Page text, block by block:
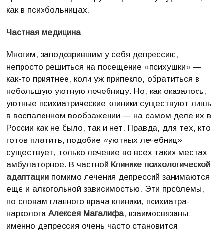
как в психбольницах.
Частная медицина
Многим, заподозрившим у себя депрессию,
непросто решиться на посещение «психушки» —
как-то приятнее, коли уж припекло, обратиться в
небольшую уютную лечебницу. Но, как оказалось,
уютные психиатрические клиники существуют лишь
в воспаленном воображении — на самом деле их в
России как не было, так и нет. Правда, для тех, кто
готов платить, подобие «уютных лечебниц»
существует, только лечение во всех таких местах
амбулаторное. В частной Клинике психологической
адаптации помимо лечения депрессий занимаются
еще и алкогольной зависимостью. Эти проблемы,
по словам главного врача клиники, психиатра-
наркологаАлексея Магалифа, взаимосвязаны:
именно депрессия очень часто становится